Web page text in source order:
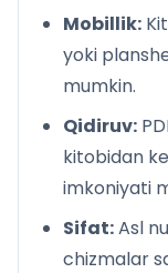
31-§. Eritmalar
32-§. Eritmada
molar
Eritmalarning
5-amaliy
2. Tuproqning
ishqor borligini
IV bobga doir
Mobillik:
yoki
mumkin.
Qidiruv:
kitobidan
imkoniyati
Sifat:Asl
chizmalar